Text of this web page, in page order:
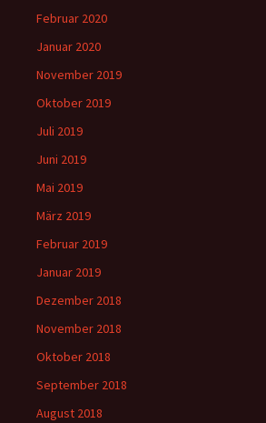
Februar 2020
Januar 2020
November 2019
Oktober 2019
Juli 2019
Juni 2019
Mai 2019
März 2019
Februar 2019
Januar 2019
Dezember 2018
November 2018
Oktober 2018
September 2018
August 2018